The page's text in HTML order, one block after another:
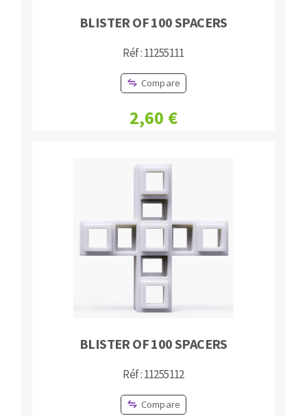
BLISTER OF 100 SPACERS
Réf : 11255111
Compare
2,60 €
BLISTER OF 100 SPACERS
Réf : 11255112
Compare